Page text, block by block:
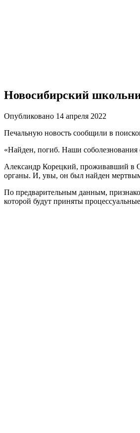
Новосибирский
Опубликовано 14 апреля 2022
Печальную новость сообщили в
«Найден, погиб. Наши соболезнования
Александр Корецкий, проживавший в
органы. И, увы, он был найден
По предварительным данным,
которой будут приняты